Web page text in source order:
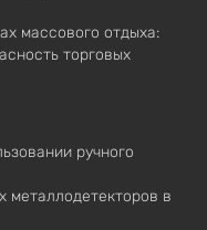
массового отдыха:
торговых
ручного
металлодетекторов в